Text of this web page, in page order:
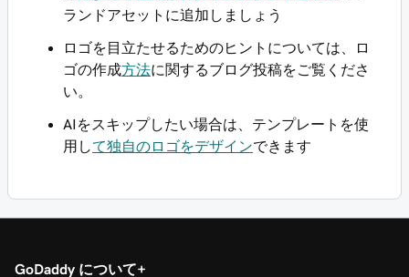
ランドアセットに追加しましょう
ロゴを目立たせるためのヒントについては、ロ
ゴの作成方法に関するブログ投稿をご覧くださ
い。
AIをスキップしたい場合は、テンプレートを使
用して独自のロゴをデザインできます
GoDaddy について